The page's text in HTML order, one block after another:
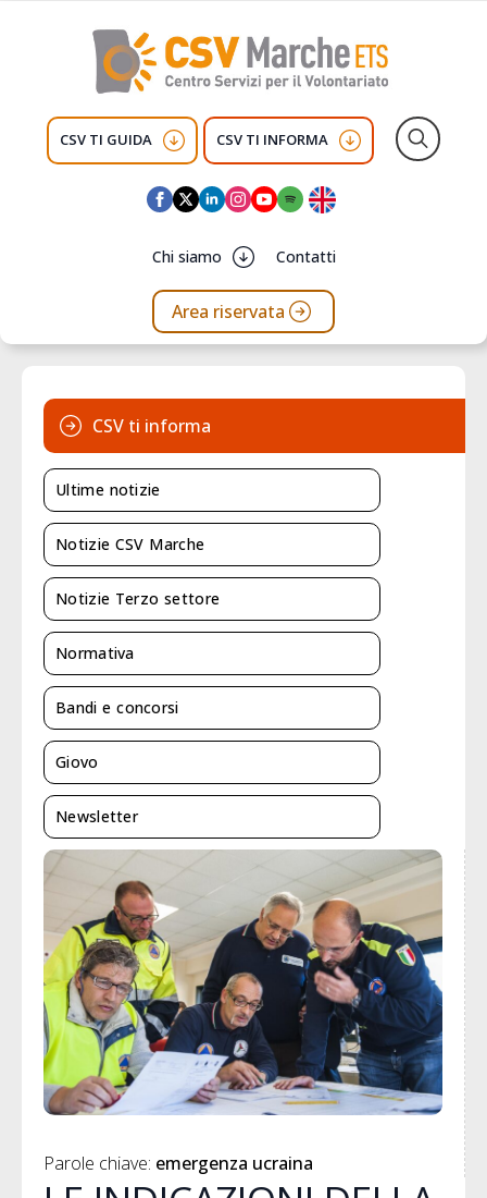
CSV TI GUIDA CSV TI INFORMA
Chi siamo Contatti
Area riservata
Parole chiave: emergenza ucraina
CSV ti informa
Ultime notizie
Notizie CSV Marche
Notizie Terzo settore
Normativa
Bandi e concorsi
Giovo
Newsletter